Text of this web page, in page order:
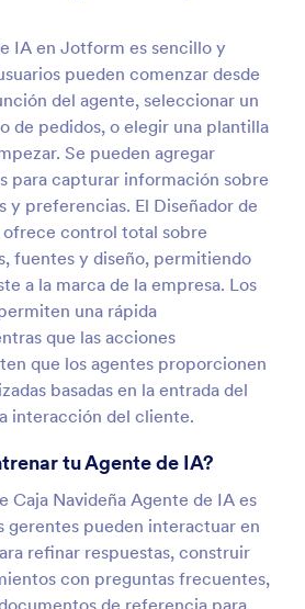
IA en Jotform es sencillo y
pueden comenzar desde
del agente, seleccionar un
de pedidos, o elegir una plantilla
Se pueden agregar
para capturar información sobre
preferencias. El Diseñador de
control total sobre
fuentes y diseño, permitiendo
a la marca de la empresa. Los
una rápida
que las acciones
que los agentes proporcionen
basadas en la entrada del
interacción del cliente.
tu Agente de IA?
Caja Navideña Agente de IA es
gerentes pueden interactuar en
refinar respuestas, construir
con preguntas frecuentes,
de referencia para